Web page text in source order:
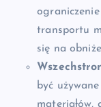
transportu
się na
być
materiałów,